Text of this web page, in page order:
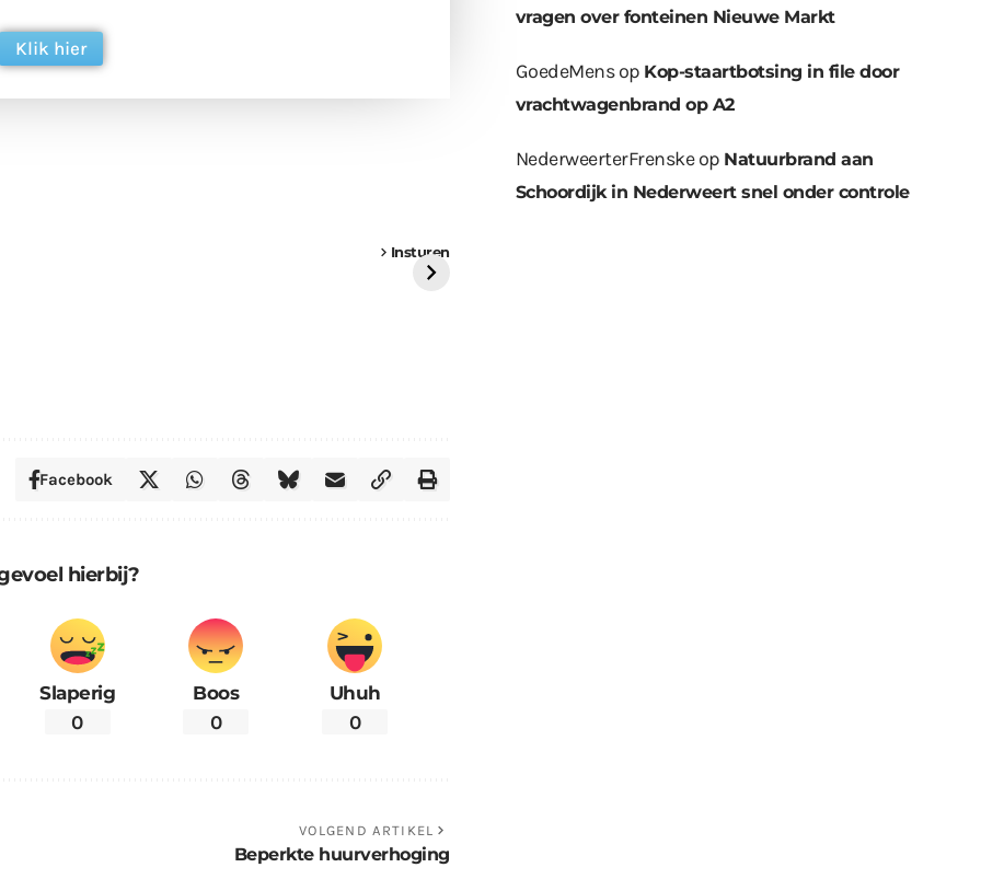
Klik hier
Insturen
Facebook
hierbij?
Slaperig
0
Boos
0
Uhuh
0
VOLGEND ARTIKEL
Beperkte huurverhoging
vragen over fonteinen Nieuwe Markt
GoedeMensop Kop-staartbotsing in file door
vrachtwagenbrand op A2
NederweerterFrenskeop Natuurbrand aan
Schoordijk in Nederweert snel onder controle